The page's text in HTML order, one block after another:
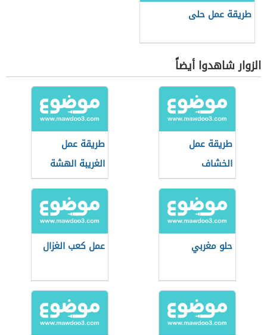
طريقة عمل حلى
الزوار شاهدوا أيضاً
طريقة عمل
الخشاف
طريقة عمل
الغريبة الهشة
حلو مغربي عمل كعب الغزال